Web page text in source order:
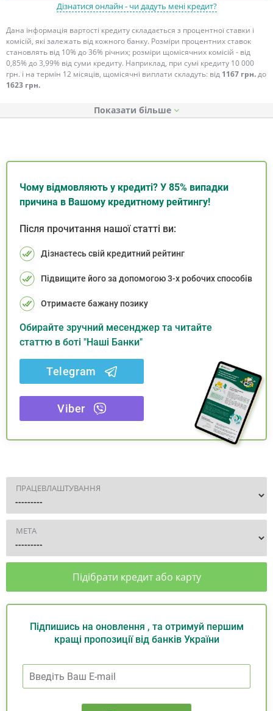
Дізнатися онлайн - чи дадуть мені кредит?
Дана інформація вартості кредиту складається з процентної ставки і
комісій, які залежать від кожного банку. Розміри процентних ставок
становлять від 10% до 36% річних; розміри щомісячних комісій - від
0,85% до 3,99% від суми кредиту. Наприклад, при сумі кредиту 10 000
грн. і на термін 12 місяців, щомісячні виплати складуть: від 1167 грн.до
1623 грн.
Показати
Чому відмовляють у кредиті? У 85% випадки
причина в Вашому кредитному рейтингу!
Після прочитання нашої статті ви:
Дізнаєтесь свій кредитний рейтинг
Підвищите його за допомогою 3-х робочих способів
Отримаєте бажану позику
Обирайте зручний месенджер та читайте
статтю в боті "Наші Банки"
Telegram
Viber
ПРАЦЕВЛАШТУВАННЯ
МЕТА
Підібрати кредит або карту
Підпишись на оновлення , та отримуй першим
кращі пропозиції від банків України